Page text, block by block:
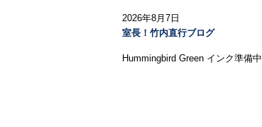
2026年8月7日
室長！竹内直行ブログ
Hummingbird Green インク準備中